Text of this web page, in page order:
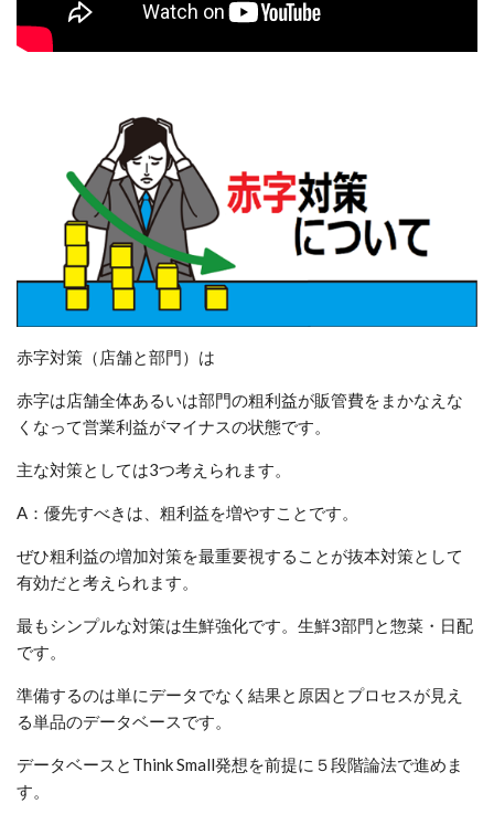
赤字対策（店舗と部門）は
赤字は店舗全体あるいは部門の粗利益が販管費をまかなえな
くなって営業利益がマイナスの状態です。
主な対策としては3つ考えられます。
A ：優先すべきは、粗利益を増やすことです。
ぜひ粗利益の増加対策を最重要視することが抜本対策として
有効だと考えられます。
最もシンプルな対策は生鮮強化です。生鮮3部門と惣菜・日配
です。
準備するのは単にデータでなく結果と原因とプロセスが見え
る単品のデータベースです。
データベースと ThinkSmall発想を前提に５段階論法で進めま
す。